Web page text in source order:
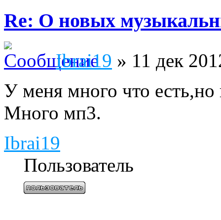
Re: О новых
Ibrai19 » 11 дек
У меня много что
Много мп3.
Ibrai19
Пользователь